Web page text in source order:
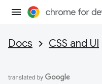
Docs CSS and UI